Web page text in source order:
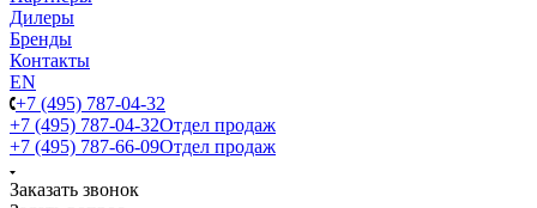
Дилеры
Бренды
Контакты
EN
+7 (495) 787-04-32
+7 (495) 787-04-32Отдел продаж
+7 (495) 787-66-09Отдел продаж
Заказать звонок